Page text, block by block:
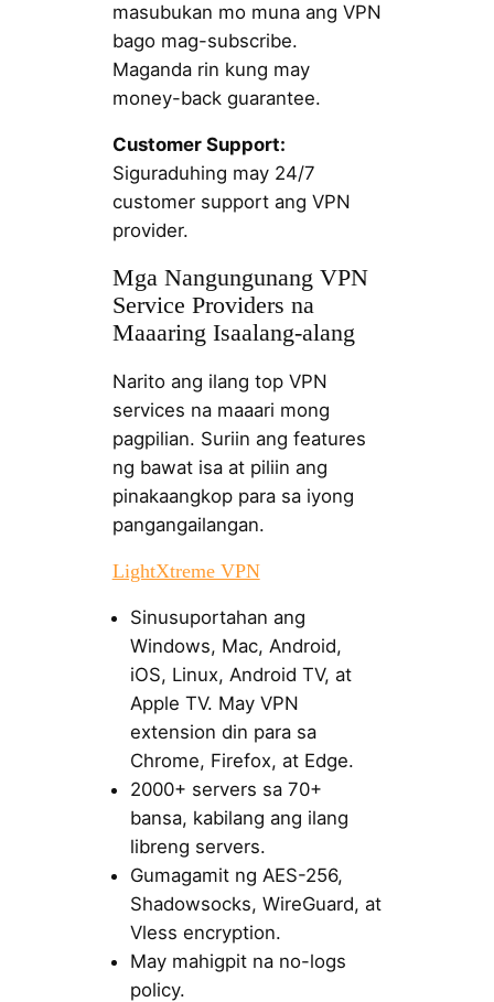
masubukan mo muna ang VPN
bago mag-subscribe.
Maganda rin kung may
money-back guarantee.
Customer Support:
Siguraduhing may 24/7
customer support ang VPN
provider.
Mga Nangungunang VPN
Service Providers na
Maaaring Isaalang-alang
Narito ang ilang top VPN
services na maaari mong
pagpilian. Suriin ang features
ng bawat isa at piliin ang
pinakaangkop para sa iyong
pangangailangan.
LightXtreme VPN
Sinusuportahan ang
Windows, Mac, Android,
iOS, Linux, Android TV, at
Apple TV. May VPN
extension din para sa
Chrome, Firefox, at Edge.
2000+ servers sa 70+
bansa, kabilang ang ilang
libreng servers.
Gumagamit ng AES-256,
Shadowsocks, WireGuard, at
Vless encryption.
May mahigpit na no-logs
policy.